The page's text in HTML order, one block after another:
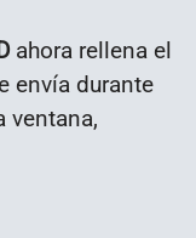
ahora rellena el
envía durante
ventana,